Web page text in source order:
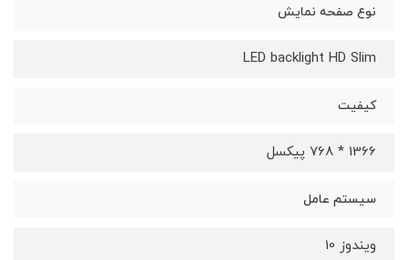
نوع صفحه نمایش
LED backlight HD Slim
کیفیت
1366 * 768 پیکسل
سیستم عامل
ویندوز 10